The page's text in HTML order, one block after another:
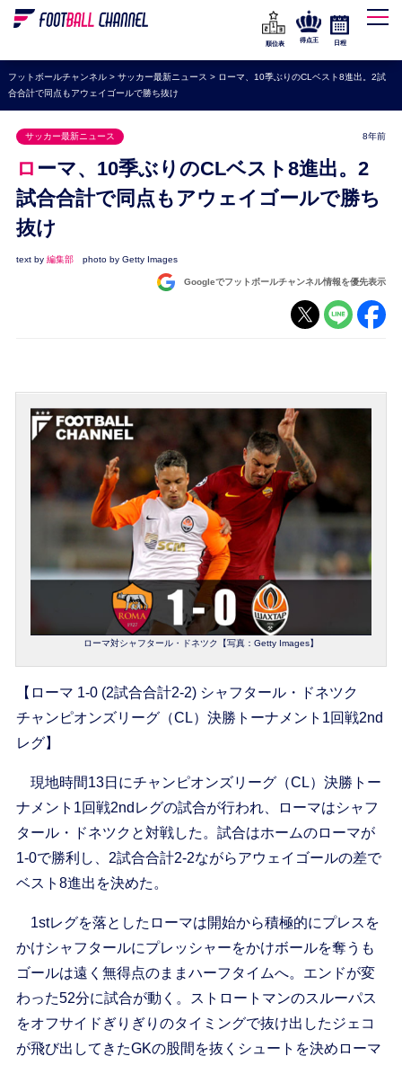
WEリーグ
海外サッカー
プレミアリーグ
ラ・リーガ
セリエA
ブンデスリーガ
ナショナルチーム
順位表
得点王 日程
フットボールチャンネル> サッカー最新ニュース > ローマ、10季ぶりのCLベスト8進出。2試
合合計で同点もアウェイゴールで勝ち抜け
サッカー最新ニュース 8年前
ローマ、10季ぶりのCLベスト8進出。2
試合合計で同点もアウェイゴールで勝ち
抜け
text by 編集部 photo by Getty Images
Googleでフットボールチャンネル情報を優先表示
ローマ対シャフタール・ドネツク【写真：Getty Images】
【ローマ 1-0 (2試合合計2-2) シャフタール・ドネツク
チャンピオンズリーグ（CL）決勝トーナメント1回戦2nd
レグ】
現地時間13日にチャンピオンズリーグ（CL）決勝トー
ナメント1回戦2ndレグの試合が行われ、ローマはシャフ
タール・ドネツクと対戦した。試合はホームのローマが
1-0で勝利し、2試合合計2-2ながらアウェイゴールの差で
ベスト8進出を決めた。
1stレグを落としたローマは開始から積極的にプレスを
かけシャフタールにプレッシャーをかけボールを奪うも
ゴールは遠く無得点のままハーフタイムへ。エンドが変
わった52分に試合が動く。ストロートマンのスルーパス
をオフサイドぎりぎりのタイミングで抜け出したジェコ
が飛び出してきたGKの股間を抜くシュートを決めローマ